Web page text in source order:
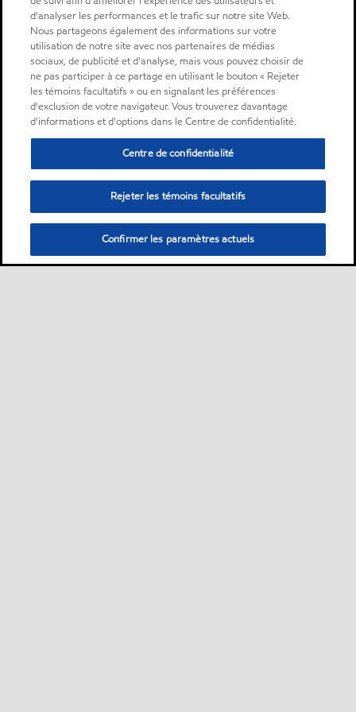
d'analyser les performances et le trafic sur notre site Web.
Nous partageons également des informations sur votre
utilisation de notre site avec nos partenaires de médias
sociaux, de publicité et d'analyse, mais vous pouvez choisir de
ne pas participer à ce partage en utilisant le bouton « Rejeter
les témoins facultatifs » ou en signalant les préférences
d'exclusion de votre navigateur. Vous trouverez davantage
d'informations et d'options dans le Centre de confidentialité.
Centre de confidentialité
Rejeter les témoins facultatifs
Confirmer les paramètres actuels